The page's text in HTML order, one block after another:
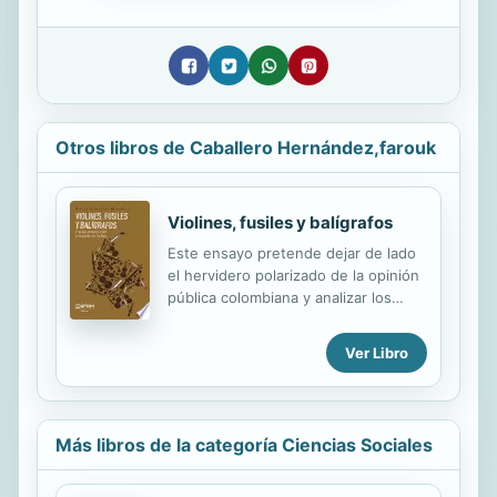
Otros libros de Caballero Hernández,farouk
Violines, fusiles y balígrafos
Este ensayo pretende dejar de lado
el hervidero polarizado de la opinión
pública colombiana y analizar los
la literatura, de la gura más
emblemática de la guerrilla en
Colombia durante el siglo XX: Pedro
que sepa sobre la guerra en
Colombia dialogue con los análisis
Ver Libro
Más libros de la categoría Ciencias Sociales